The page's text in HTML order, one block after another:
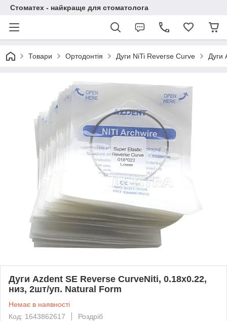
Стоматех - найкраще для стоматолога
Товари Ортодонтія Дуги NiTi Reverse Curve Дуги
Дуги Azdent SE Reverse CurveNiti, 0.18x0.22,
низ, 2шт/уп. Natural Form
Немає в наявності
Код: 1643862617
Роздріб